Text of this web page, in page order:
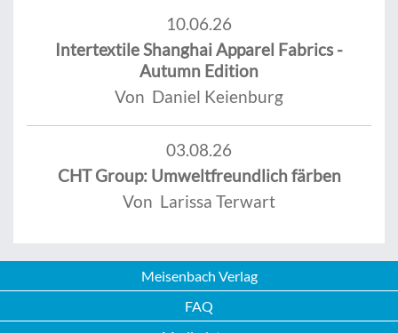
10.06.26
Intertextile Shanghai Apparel Fabrics -
Autumn Edition
Von Daniel Keienburg
03.08.26
CHT Group: Umweltfreundlich färben
Von Larissa Terwart
Meisenbach Verlag
FAQ